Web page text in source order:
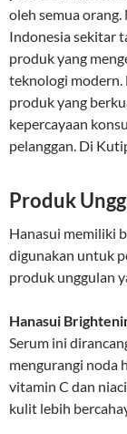
oleh semua
Indonesia sekitar
produk yang
teknologi modern.
produk yang
kepercayaan
pelanggan. Di
Produk
Hanasui memiliki
digunakan untuk
produk unggulan
Hanasui
Serum ini
mengurangi noda
vitamin C dan
kulit lebih